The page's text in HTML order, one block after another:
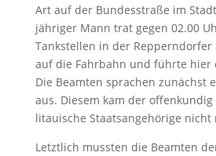
Art auf der Bundesstraße im
jähriger Mann trat gegen 02.00
Tankstellen in der
auf die Fahrbahn und führte hier
Die Beamten sprachen zunächst
aus. Diesem kam der
litauische Staatsangehörige nicht
Letztlich mussten die Beamten